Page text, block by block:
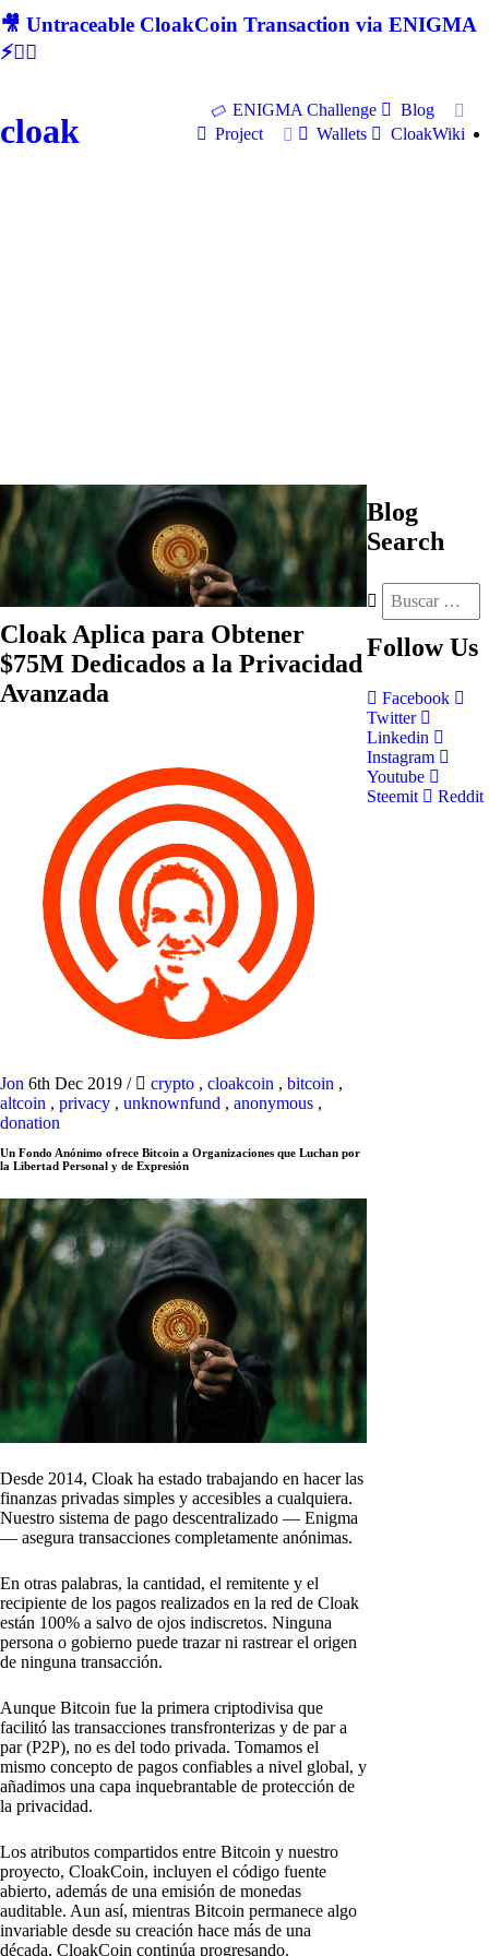
🎥 Untraceable CloakCoin Transaction via ENIGMA
⚡🕵‍♂
cloak
ENIGMA Challenge
Blog
Project
Wallets CloakWiki
Cloak Aplica para Obtener
$75M Dedicados a la Privacidad
Avanzada
Jon 6th Dec 2019 / crypto , cloakcoin , bitcoin ,
altcoin , privacy , unknownfund , anonymous ,
donation
Un Fondo Anónimo ofrece Bitcoin a Organizaciones que Luchan por
la Libertad Personal y de Expresión
Desde 2014, Cloak ha estado trabajando en hacer las
finanzas privadas simples y accesibles a cualquiera.
Nuestro sistema de pago descentralizado — Enigma
— asegura transacciones completamente anónimas.
En otras palabras, la cantidad, el remitente y el
recipiente de los pagos realizados en la red de Cloak
están 100% a salvo de ojos indiscretos. Ninguna
persona o gobierno puede trazar ni rastrear el origen
de ninguna transacción.
Aunque Bitcoin fue la primera criptodivisa que
facilitó las transacciones transfronterizas y de par a
par (P2P), no es del todo privada. Tomamos el
mismo concepto de pagos confiables a nivel global, y
añadimos una capa inquebrantable de protección de
la privacidad.
Los atributos compartidos entre Bitcoin y nuestro
proyecto, CloakCoin, incluyen el código fuente
abierto, además de una emisión de monedas
auditable. Aun así, mientras Bitcoin permanece algo
invariable desde su creación hace más de una
década, CloakCoin continúa progresando.
Blog
Search
Follow Us
Facebook
Twitter
Linkedin
Instagram
Youtube
Steemit
Reddit